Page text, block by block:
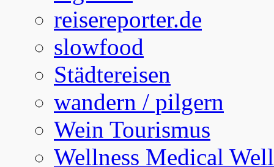
reisereporter.de
slowfood
Städtereisen
wandern / pilgern
Wein Tourismus
Wellness Medical